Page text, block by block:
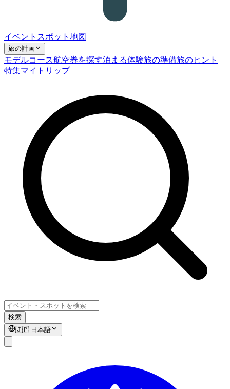
イベント スポット 地図
旅の計画
モデルコース航空券を探す泊まる体験旅の準備旅のヒント
特集マイトリップ
検索
🇯🇵 日本語